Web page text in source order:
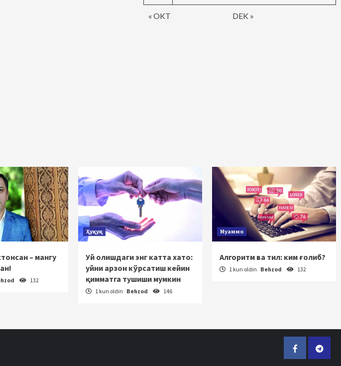
« OKT DEK »
– мангу
132
Ҳуқуқ
Уй олишдаги энг катта хато:
уйни арзон кўрсатиш кейин
қимматга тушиши мумкин
1 kun oldin Behzod 146
Муаммо
Алгоритм ва тил: ким ғолиб?
1 kun oldin Behzod 132
Facebook